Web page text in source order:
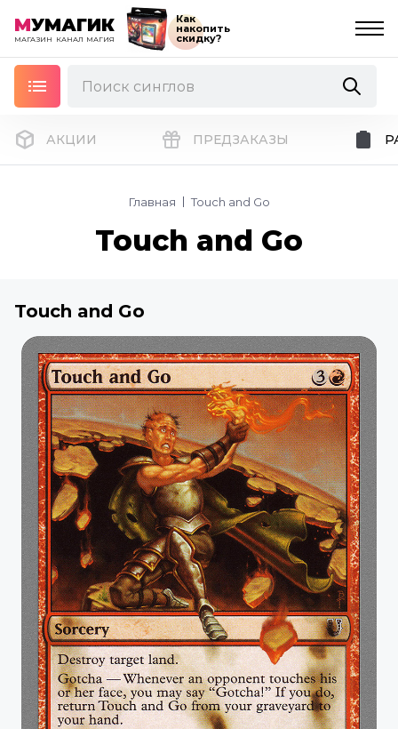
МУМАГИК
МАГАЗИН КАНАЛ МАГИЯ
Как
накопить
скидку?
АКЦИИ ПРЕДЗАКАЗЫ
Главная Touch and Go
Touch and Go
Touch and Go